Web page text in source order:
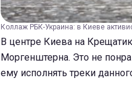
Коллаж РБК-Украина: в Киеве
В центре Киева на
Моргенштерна. Это не
ему исполнять треки